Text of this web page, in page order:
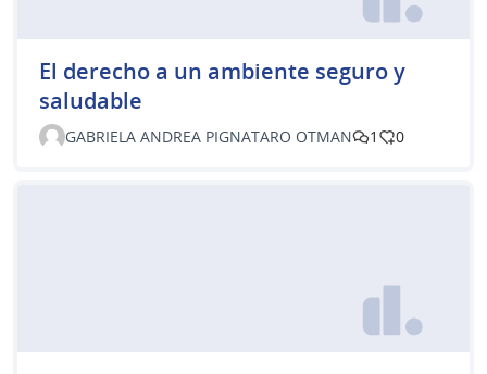
El derecho a un ambiente seguro y
saludable
GABRIELA ANDREA PIGNATARO OTMAN 1 0